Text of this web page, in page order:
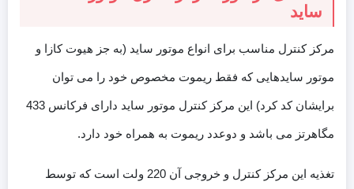
ساید
مرکز کنترل مناسب برای انواع موتور ساید (به جز هیوت کازا و
موتور سایدهایی که فقط ریموت مخصوص خود را می توان
برایشان کد کرد) این مرکز کنترل موتور ساید دارای فرکانس 433
مگاهرتز می باشد و دوعدد ریموت به همراه خود دارد.
تغذیه این مرکز کنترل و خروجی آن 220 ولت است که توسط